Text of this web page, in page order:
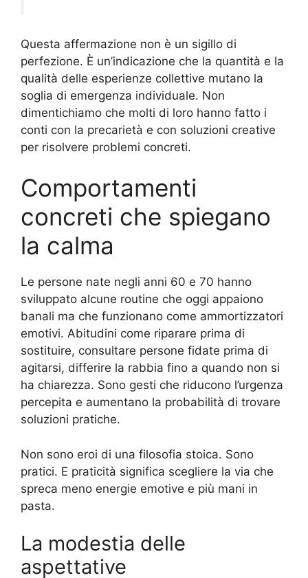
Questa affermazione non è un sigillo di
perfezione. È un’indicazione che la quantità e la
qualità delle esperienze collettive mutano la
soglia di emergenza individuale. Non
dimentichiamo che molti di loro hanno fatto i
conti con la precarietà e con soluzioni creative
per risolvere problemi concreti.
Comportamenti
concreti che spiegano
la calma
Le persone nate negli anni 60 e 70 hanno
sviluppato alcune routine che oggi appaiono
banali ma che funzionano come ammortizzatori
emotivi. Abitudini come riparare prima di
sostituire, consultare persone fidate prima di
agitarsi, differire la rabbia fino a quando non si
ha chiarezza. Sono gesti che riducono l’urgenza
percepita e aumentano la probabilità di trovare
soluzioni pratiche.
Non sono eroi di una filosofia stoica. Sono
pratici. E praticità significa scegliere la via che
spreca meno energie emotive e più mani in
pasta.
La modestia delle
aspettative